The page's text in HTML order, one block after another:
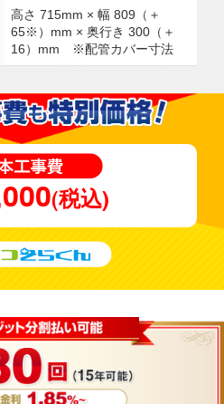
高さ 715mm × 幅 809（＋
65※）mm × 奥行き 300（＋
16）mm ※配管カバー寸法
(税込)